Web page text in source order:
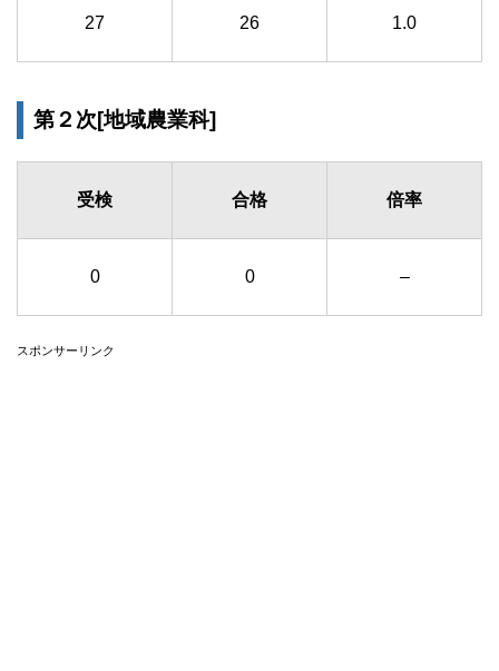
27 26 1.0
第２次[地域農業科]
受検 合格 倍率
0 0 –
スポンサーリンク